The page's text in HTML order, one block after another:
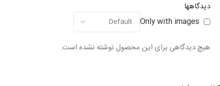
دیدگاهها
Only with images
هیچ دیدگاهی برای این محصول نوشته نشده است.